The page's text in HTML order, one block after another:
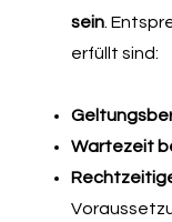
sein.
erfüllt sind:
Wartezeit